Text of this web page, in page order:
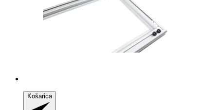
Košarica